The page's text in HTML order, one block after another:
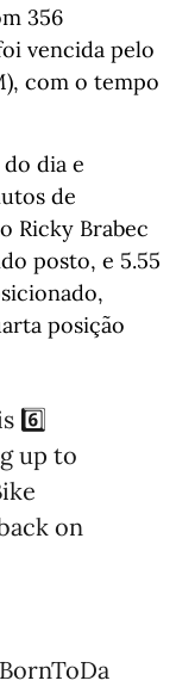
356
vencida pelo
com o tempo
dia e
de
Ricky Brabec
posto, e 5.55
posição
6️⃣
up to
on